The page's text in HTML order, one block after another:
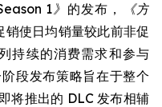
1》 的发布，
《方
销使日均销量较此前非促
持续的消费需求和参与
段发布策略旨在于整个
将推出的 DLC 发布相辅